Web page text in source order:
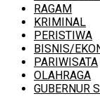
RAGAM
KRIMINAL
PERISTIWA
BISNIS/
PARIWISATA
OLAHRAGA
GUBERNUR